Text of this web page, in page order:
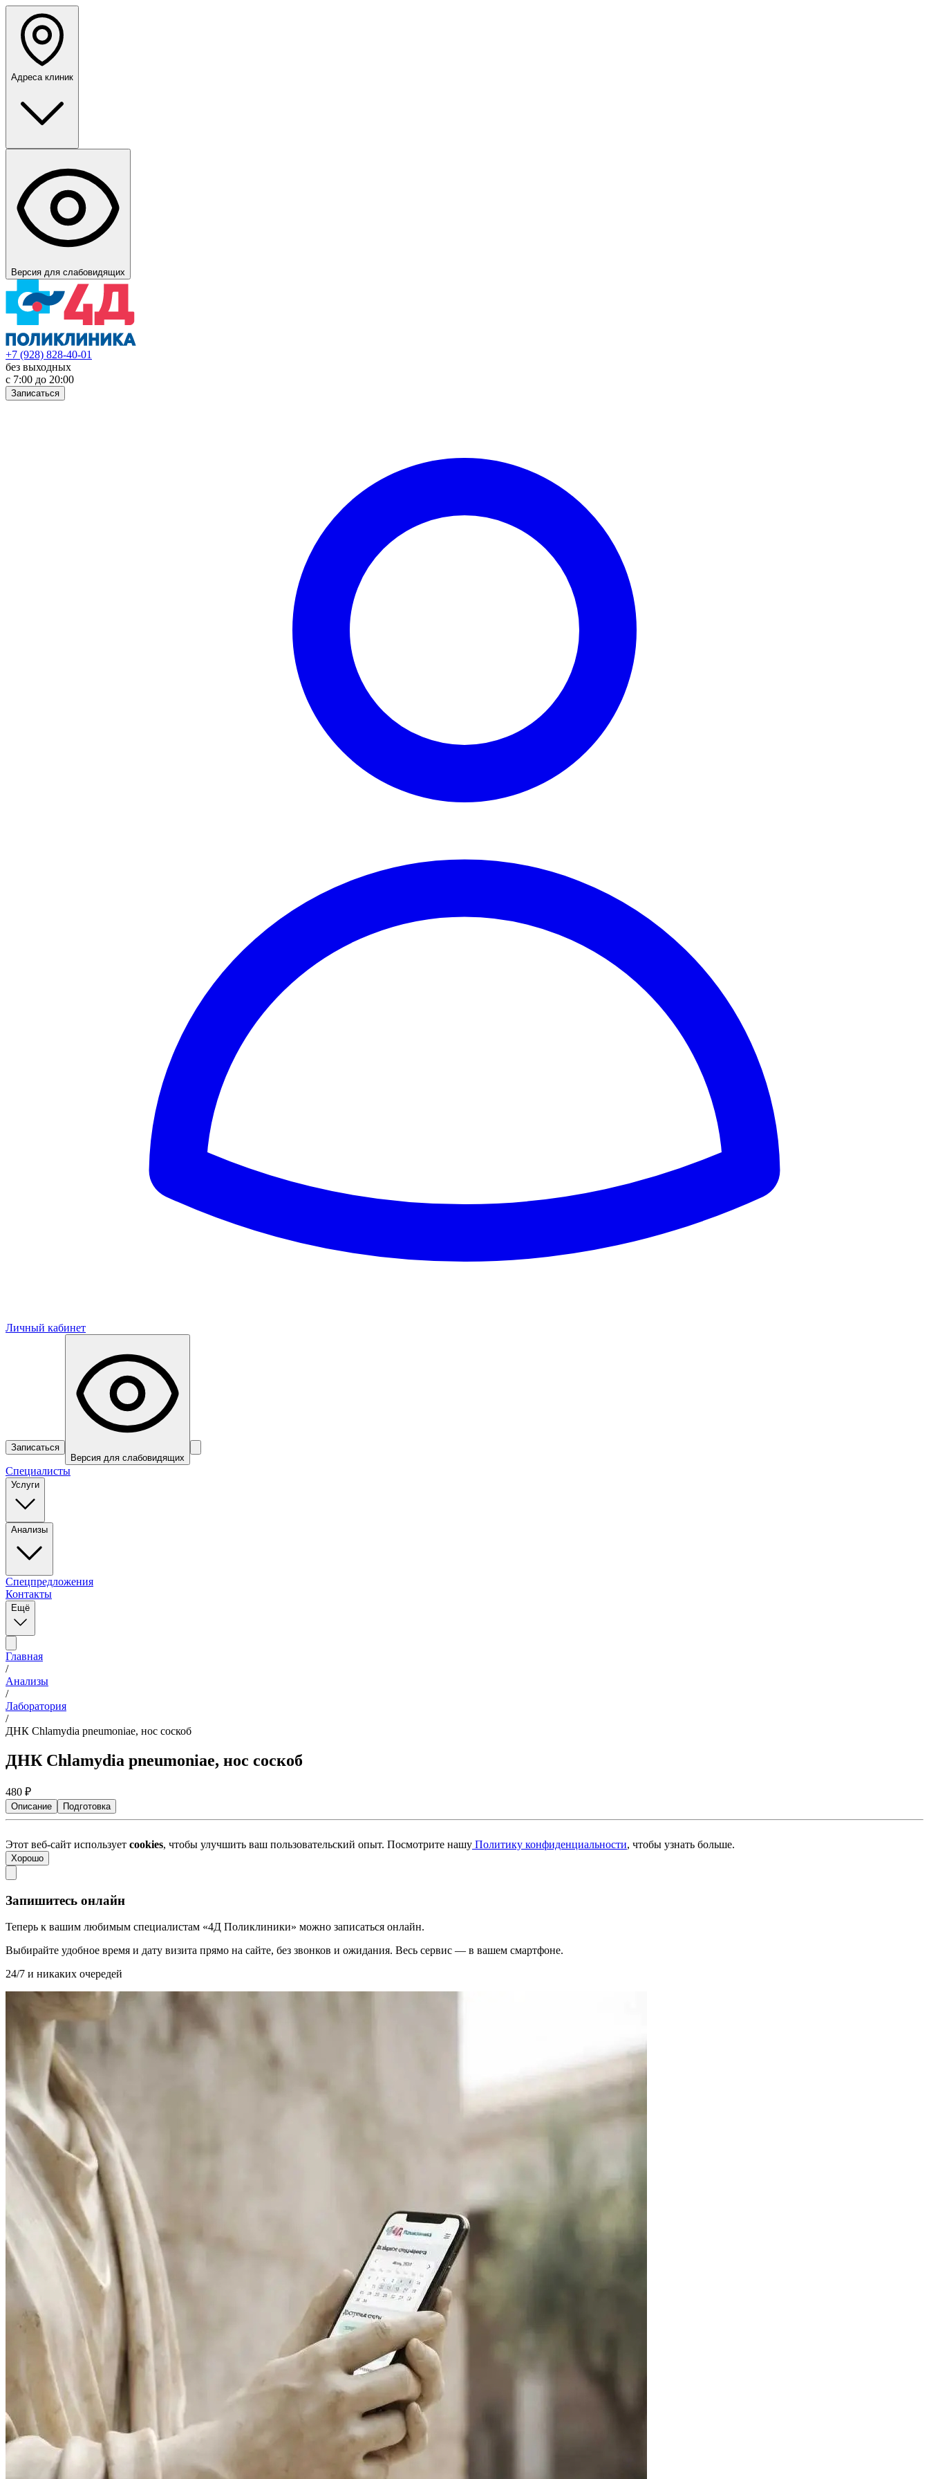
Адреса клиник
Версия для слабовидящих
+7 (928) 828-40-01
без выходных
с 7:00 до 20:00
Записаться
Личный кабинет
Записаться
Версия для слабовидящих
Специалисты
Услуги
Анализы
Спецпредложения
Контакты
Ещё
Главная
/
Анализы
/
Лаборатория
/
ДНК Chlamydia pneumoniae, нос соскоб
ДНК Chlamydia pneumoniae, нос соскоб
480 ₽
Описание Подготовка
Этот веб-сайт использует cookies, чтобы улучшить ваш пользовательский опыт. Посмотрите нашу Политику конфиденциальности, чтобы узнать больше.
Хорошо
Запишитесь онлайн
Теперь к вашим любимым специалистам «4Д Поликлиники» можно записаться онлайн.
Выбирайте удобное время и дату визита прямо на сайте, без звонков и ожидания. Весь сервис — в вашем смартфоне.
24/7 и никаких очередей